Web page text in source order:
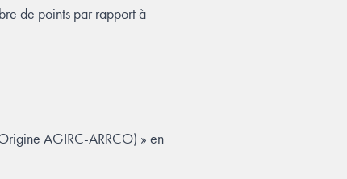
de points par rapport à
AGIRC-ARRCO) » en